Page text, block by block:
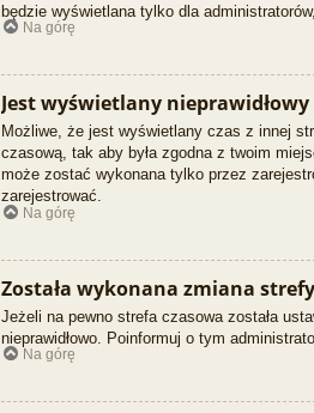
będzie wyświetlana tylko dla
Na górę
Jest wyświetlany nieprawidłowy
Możliwe, że jest wyświetlany czas z innej
czasową, tak aby była zgodna z twoim
może zostać wykonana tylko przez
zarejestrować.
Na górę
Została wykonana zmiana
Jeżeli na pewno strefa czasowa została
nieprawidłowo. Poinformuj o tym
Na górę